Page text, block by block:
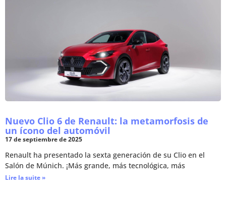
Nuevo Clio 6 de Renault: la metamorfosis de
un ícono del automóvil
17 de septiembre de 2025
Renault ha presentado la sexta generación de su Clio en el
Salón de Múnich. ¡Más grande, más tecnológica, más
Lire la suite »